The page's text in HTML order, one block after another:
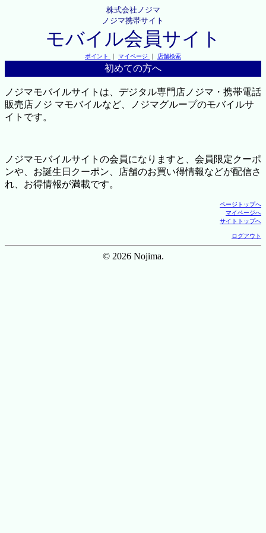
株式会社ノジマ
ノジマ携帯サイト
モバイル会員サイト
ポイント ｜ マイページ ｜ 店舗検索
初めての方へ
ノジマモバイルサイトは、デジタル専門店ノジマ・携帯電話
販売店ノジ マモバイルなど、ノジマグループのモバイルサ
イトです。
ノジマモバイルサイトの会員になりますと、会員限定クーポ
ンや、お誕生日クーポン、店舗のお買い得情報などが配信さ
れ、お得情報が満載です。
ページトップへ
マイページへ
サイトトップへ
ログアウト
© 2026 Nojima.